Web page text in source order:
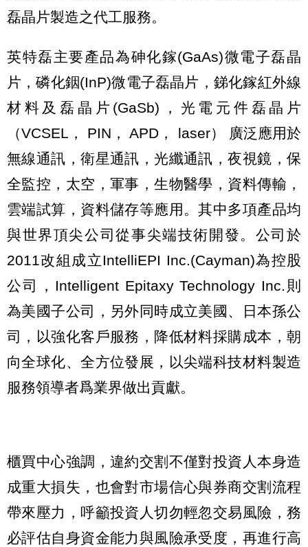
磊晶片製造之代工服務。
英特磊主要產品為砷化鎵(GaAs)微電子磊晶
片，磷化銦(InP)微電子磊晶片，銻化鎵紅外線
材料及磊晶片(GaSb)，光電元件磊晶片
（VCSEL， PIN， APD， laser） 廣泛應用於
無線通訊，衛星通訊，光纖通訊，夜視鏡，保
全監控，太空，軍事，生物醫學，資料傳輸，
雲端試算，資料儲存等應用。其中多項產品均
與世界頂尖公司從事尖端技術開發。公司於
2011改組成立IntelliEPI Inc.(Cayman)為控股
公司，Intelligent Epitaxy Technology Inc.則
為美國子公司，另外同時成立美國、日本孫公
司，以強化客戶服務，降低材料採購成本，朝
向全球化、全方位發展，以尖端科技材料製造
服務領導者爲業界做出貢獻。
櫃買中心強調，違約交割不僅對投資人本身造
成重大損失，也會對市場信心與券商交割流程
帶來壓力，呼籲投資人切勿輕忽交易風險，務
必評估自身資金能力與風險承受度，再進行高